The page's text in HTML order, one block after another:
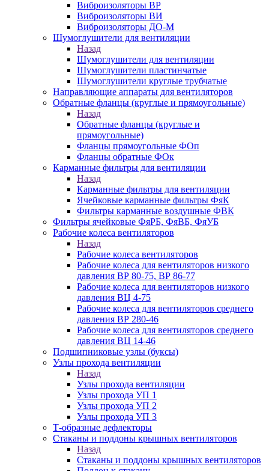
Виброизоляторы ВР
Виброизоляторы ВИ
Виброизоляторы ДО-М
Шумоглушители для вентиляции
Назад
Шумоглушители для вентиляции
Шумоглушители пластинчатые
Шумоглушители круглые трубчатые
Направляющие аппараты для вентиляторов
Обратные фланцы (круглые и прямоугольные)
Назад
Обратные фланцы (круглые и
прямоугольные)
Фланцы прямоугольные ФОп
Фланцы обратные ФОк
Карманные фильтры для вентиляции
Назад
Карманные фильтры для вентиляции
Ячейковые карманные фильтры ФяК
Фильтры карманные воздушные ФВК
Фильтры ячейковые ФяРБ, ФяВБ, ФяУБ
Рабочие колеса вентиляторов
Назад
Рабочие колеса вентиляторов
Рабочие колеса для вентиляторов низкого
давления ВР 80-75, ВР 86-77
Рабочие колеса для вентиляторов низкого
давления ВЦ 4-75
Рабочие колеса для вентиляторов среднего
давления ВР 280-46
Рабочие колеса для вентиляторов среднего
давления ВЦ 14-46
Подшипниковые узлы (буксы)
Узлы прохода вентиляции
Назад
Узлы прохода вентиляции
Узлы прохода УП 1
Узлы прохода УП 2
Узлы прохода УП 3
Т-образные дефлекторы
Стаканы и поддоны крышных вентиляторов
Назад
Стаканы и поддоны крышных вентиляторов